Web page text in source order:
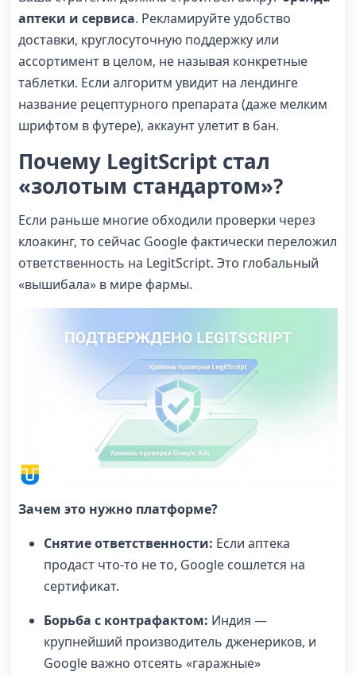
аптеки и сервиса. Рекламируйте удобство
доставки, круглосуточную поддержку или
ассортимент в целом, не называя конкретные
таблетки. Если алгоритм увидит на лендинге
название рецептурного препарата (даже мелким
шрифтом в футере), аккаунт улетит в бан.
Почему LegitScript стал
«золотым стандартом»?
Если раньше многие обходили проверки через
клоакинг, то сейчас Google фактически переложил
ответственность на LegitScript. Это глобальный
«вышибала» в мире фармы.
Зачем это нужно платформе?
Снятие ответственности: Если аптека
продаст что-то не то, Google сошлется на
сертификат.
Борьба с контрафактом: Индия —
крупнейший производитель дженериков, и
Google важно отсеять «гаражные»